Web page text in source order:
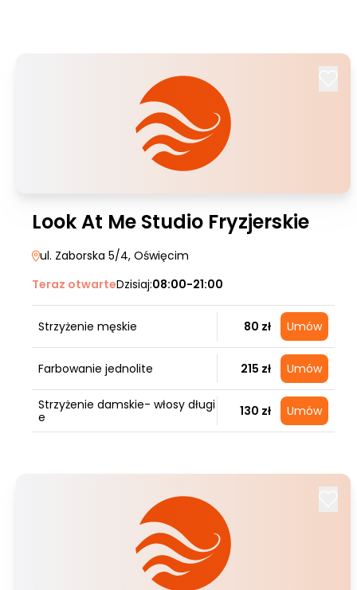
Look At Me Studio Fryzjerskie
ul. Zaborska 5/4, Oświęcim
Teraz otwarteDzisiaj:08:00-21:00
Strzyżenie męskie 80 zł Umów
Farbowanie jednolite 215 zł Umów
Strzyżenie damskie- włosy długi
e
130 zł Umów